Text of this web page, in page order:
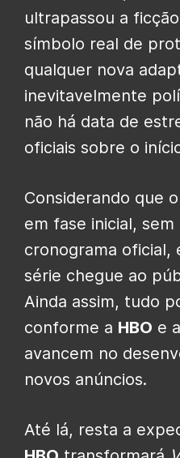
ultrapassou a
símbolo real de
qualquer nova
inevitavelmente
não há data de
oficiais sobre o
Considerando que
em fase inicial,
cronograma oficial,
série chegue ao
Ainda assim, tudo
conforme a HBO e a
avancem no
novos anúncios.
Até lá, resta a